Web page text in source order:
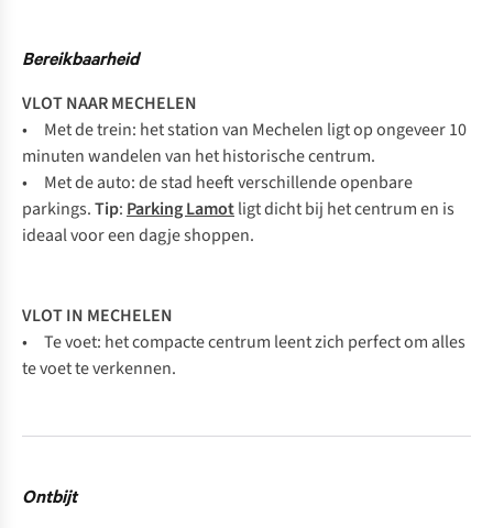
Bereikbaarheid
VLOT NAAR MECHELEN
• Met de trein: het station van Mechelen ligt op ongeveer 10
minuten wandelen van het historische centrum.
• Met de auto: de stad heeft verschillende openbare
parkings.Tip: Parking Lamotligt dicht bij het centrum en is
ideaal voor een dagje shoppen.
VLOT IN MECHELEN
• Te voet: het compacte centrum leent zich perfect om alles
te voet te verkennen.
Ontbijt